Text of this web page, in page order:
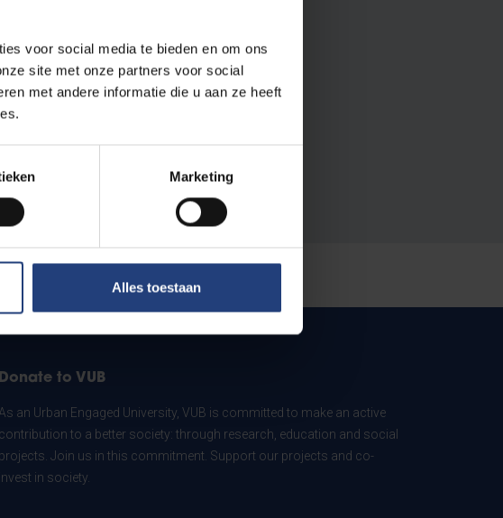
voor social media te bieden en om ons
site met onze partners voor social
met andere informatie die u aan ze heeft
Marketing
Alles toestaan
Donate to VUB
As an Urban Engaged University, VUB is committed to make an active
contribution to a better society: through research, education and social
projects. Join us in this commitment. Support our projects and co-
invest in society.